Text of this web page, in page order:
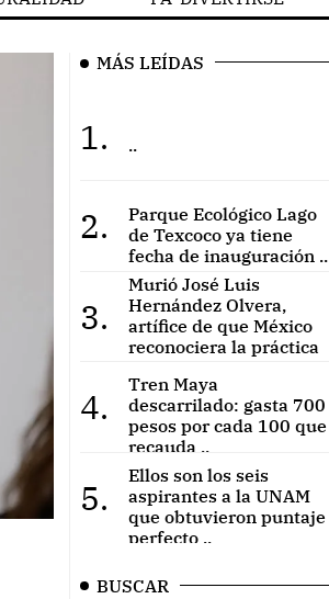
MÁS LEÍDAS
1. ..
2.
Parque Ecológico Lago
de Texcoco ya tiene
fecha de inauguración ..
3.
Murió José Luis
Hernández Olvera,
artífice de que México
reconociera la práctica
4.
Tren Maya
descarrilado: gasta 700
pesos por cada 100 que
recauda ..
5.
Ellos son los seis
aspirantes a la UNAM
que obtuvieron puntaje
perfecto ..
BUSCAR